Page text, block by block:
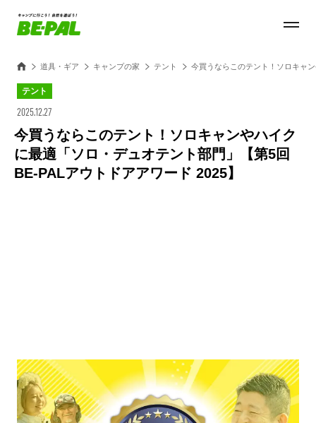
道具・ギア キャンプの家 テント 今買うならこのテント！ソロキャ
テント
2025.12.27
今買うならこのテント！ソロキャンやハイク
に最適「ソロ・デュオテント部門」【第5回
BE-PALアウトドアアワード 2025】